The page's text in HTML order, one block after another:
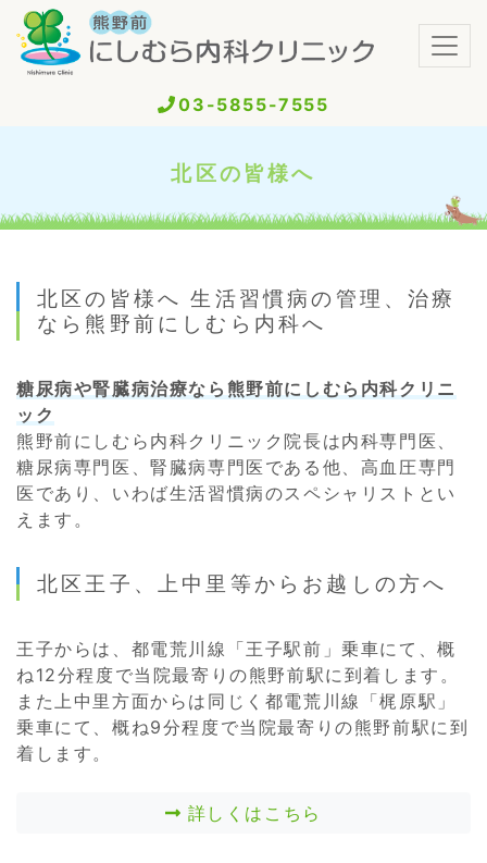
03-5855-7555
北区の皆様へ
北区の皆様へ 生活習慣病の管理、治療
なら熊野前にしむら内科へ
糖尿病や腎臓病治療なら熊野前にしむら内科クリニ
ック
熊野前にしむら内科クリニック院長は内科専門医、
糖尿病専門医、腎臓病専門医である他、高血圧専門
医であり、いわば生活習慣病のスペシャリストとい
えます。
北区王子、上中里等からお越しの方へ
王子からは、都電荒川線「王子駅前」乗車にて、概
ね12分程度で当院最寄りの熊野前駅に到着します。
また上中里方面からは同じく都電荒川線「梶原駅」
乗車にて、概ね9分程度で当院最寄りの熊野前駅に到
着します。
詳しくはこちら